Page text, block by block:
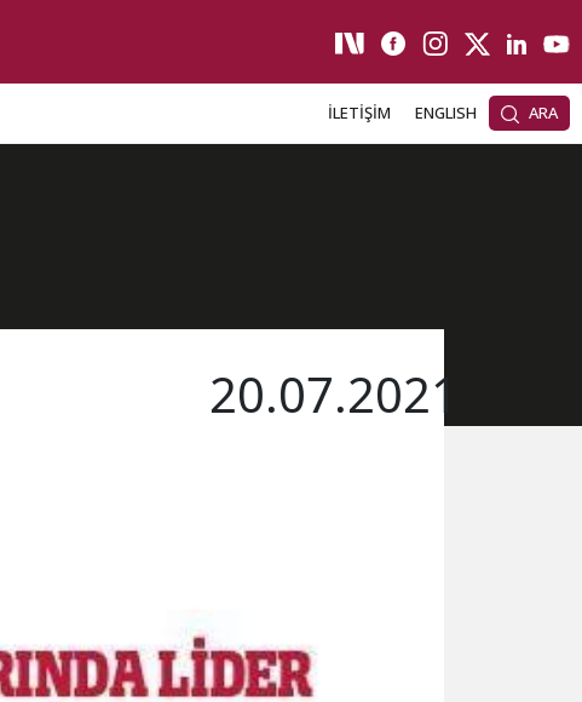
İLETİŞİM ENGLISH ARA
20.07.2021